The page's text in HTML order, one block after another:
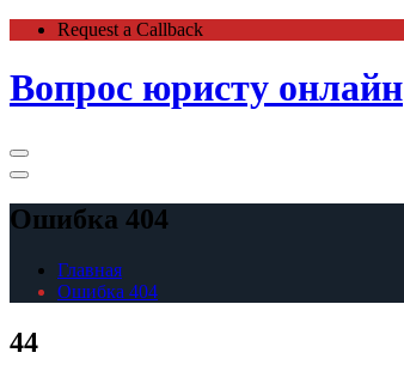
Перейти
содержимому
Request a Callback
Вопрос юристу онлайн
Ошибка 404
Главная
Ошибка 404
44